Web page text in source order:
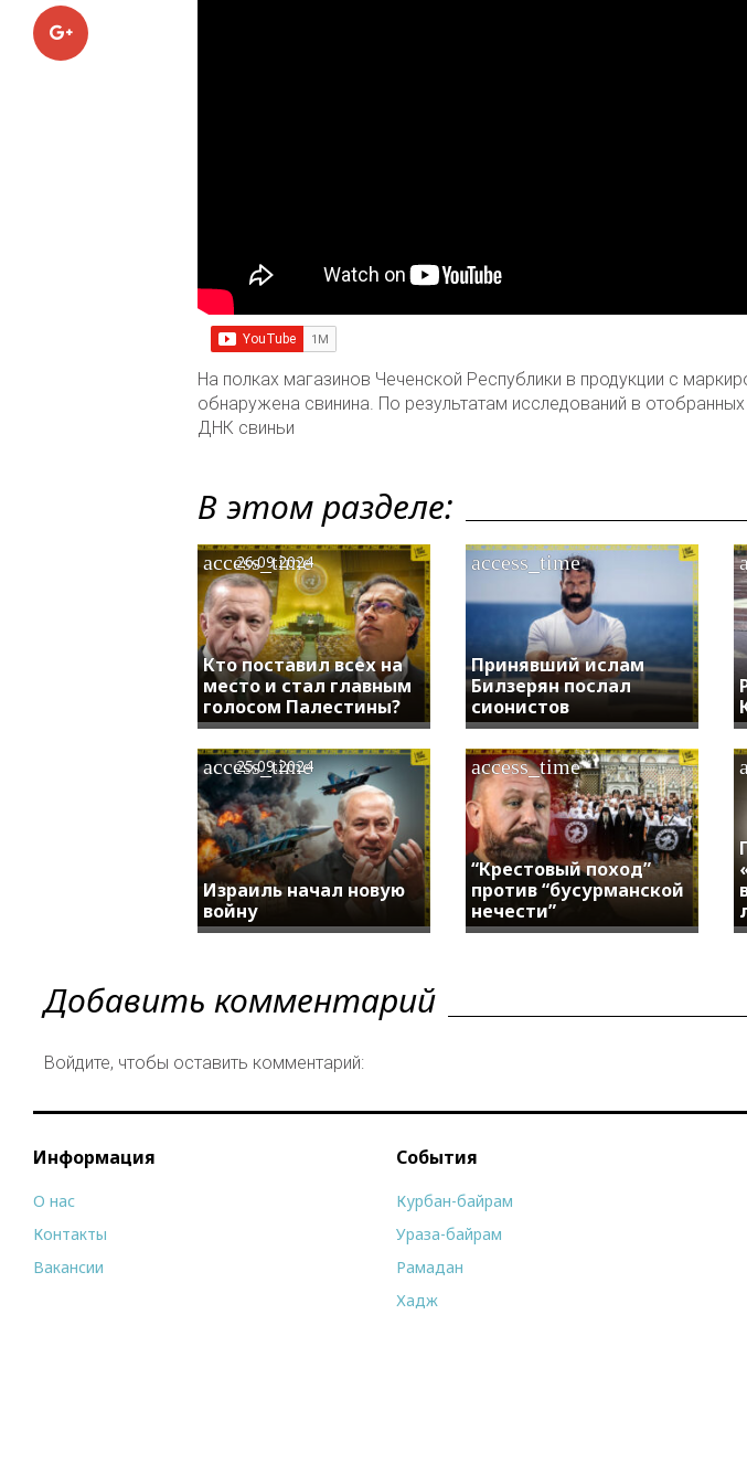
Google+
На полках магазинов Чеченской Республики в продукции с
обнаружена свинина. По результатам исследований в
ДНК свиньи
В этом разделе:
Кто поставил всех на
место и стал главным
голосом Палестины?
access_time
26.09.2024
Принявший ислам
Билзерян послал
сионистов
access_time
Израиль начал новую
войну
access_time
25.09.2024
“Крестовый поход”
против “бусурманской
нечести”
access_time
Добавить комментарий
Войдите, чтобы оставить комментарий:
Информация
О нас
Контакты
Вакансии
События
Курбан-байрам
Ураза-байрам
Рамадан
Хадж